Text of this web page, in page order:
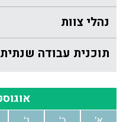
נהלי צוות
תוכנית עבודה שנתית